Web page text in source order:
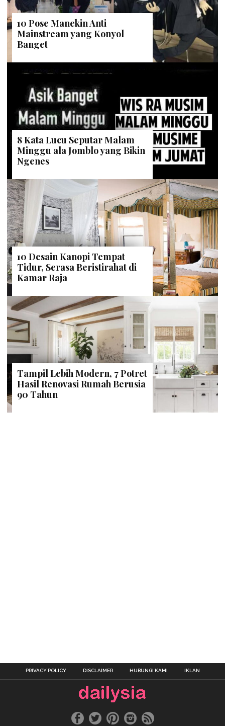
10 Pose Manekin Anti
Mainstream yang Konyol
Banget
8 Kata Lucu Seputar Malam
Minggu ala Jomblo yang Bikin
Ngenes
10 Desain Kanopi Tempat
Tidur, Serasa Beristirahat di
Kamar Raja
Tampil Lebih Modern, 7 Potret
Hasil Renovasi Rumah Berusia
90 Tahun
PRIVACY POLICY DISCLAIMER HUBUNGI KAMI IKLAN